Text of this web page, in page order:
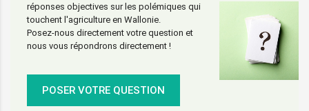
réponses objectives sur les polémiques qui
touchent l'agriculture en Wallonie.
Posez-nous directement votre question et
nous vous répondrons directement !
POSER VOTRE QUESTION